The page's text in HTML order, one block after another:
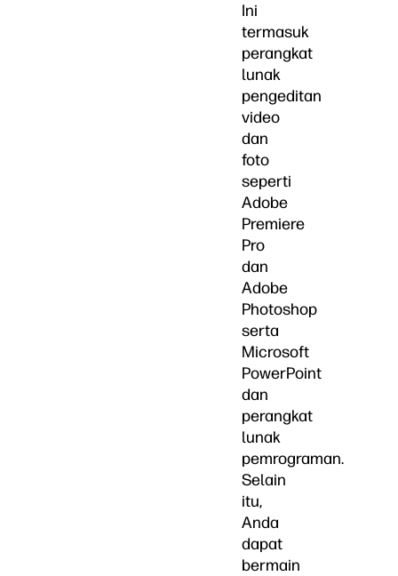
Ini
termasuk
perangkat
lunak
pengeditan
video
dan
foto
seperti
Adobe
Premiere
Pro
dan
Adobe
Photoshop
serta
Microsoft
PowerPoint
dan
perangkat
lunak
pemrograman.
Selain
itu,
Anda
dapat
bermain